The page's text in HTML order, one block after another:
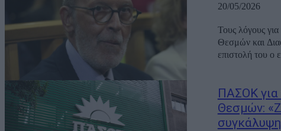
20/05/2026
Τους λόγους
Θεσμών και
επιστολή του ο
ΠΑΣΟΚ για
Θεσμών: